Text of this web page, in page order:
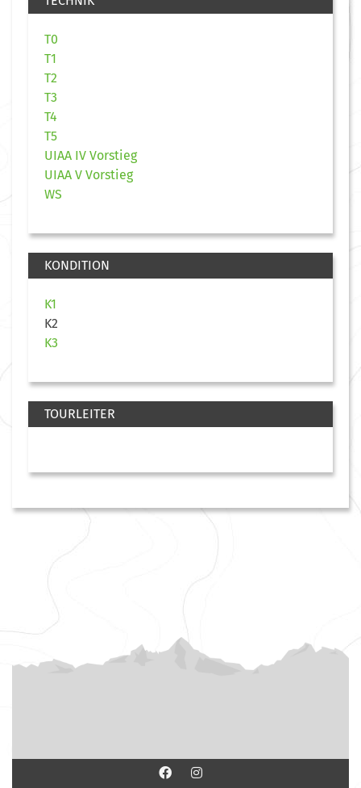
T0
T1
T2
T3
T4
T5
UIAA IV Vorstieg
UIAA V Vorstieg
WS
KONDITION
K1
K2
K3
TOURLEITER